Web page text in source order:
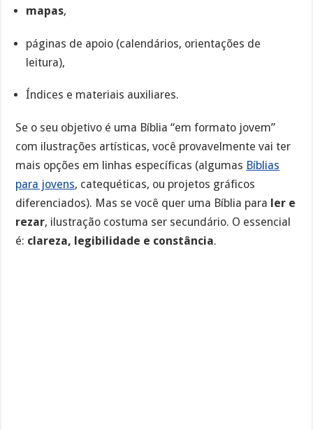
mapas,
páginas de apoio (calendários, orientações de
leitura),
Índices e materiais auxiliares.
Se o seu objetivo é uma Bíblia “em formato jovem”
com ilustrações artísticas, você provavelmente vai ter
mais opções em linhas específicas (algumas Bíblias
para jovens, catequéticas, ou projetos gráficos
diferenciados). Mas se você quer uma Bíblia para ler e
rezar, ilustração costuma ser secundário. O essencial
é: clareza, legibilidade e constância.